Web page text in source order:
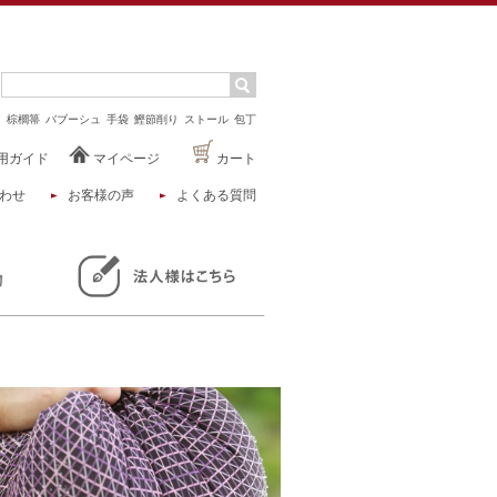
棕櫚箒 バブーシュ 手袋 鰹節削り ストール 包丁
ガイド マイページ カート
せ お客様の声 よくある質問